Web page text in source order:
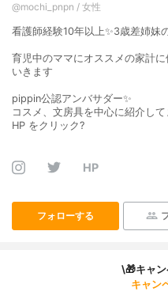
@mochi_pnpn / 女性
看護師経験10年以上✨3歳差姉妹
育児中のママにオススメの家計
いきます
pippin公認アンバサダー✨
コスメ、文房具を中心に紹介し
HP をクリック?
HP
フォローする
\🎁キャ
キャン